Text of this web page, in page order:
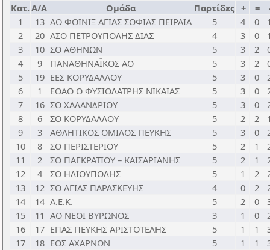
Κατ.Α/Α Ομάδα Παρτίδες + =
1
13 ΑΟ ΦΟΙΝΙΞ ΑΓΙΑΣ ΣΟΦΙΑΣ ΠΕΙΡΑΙΑ 5 4 0
2
20 ΑΣΟ ΠΕΤΡΟΥΠΟΛΗΣ ΔΙΑΣ 4 3 0
3
10 ΣΟ ΑΘΗΝΩΝ 5 3 2
4
9 ΠΑΝΑΘΗΝΑΪΚΟΣ ΑΟ 5 3 2
5
19 ΕΕΣ ΚΟΡΥΔΑΛΛΟΥ 5 3 0
6
1 ΕΟΑΟ Ο ΦΥΣΙΟΛΑΤΡΗΣ ΝΙΚΑΙΑΣ 5 3 0
7
16 ΣΟ ΧΑΛΑΝΔΡΙΟΥ 5 3 0
8
6 ΣΟ ΚΟΡΥΔΑΛΛΟΥ 5 2 2
9
3 ΑΘΛΗΤΙΚΟΣ ΟΜΙΛΟΣ ΠΕΥΚΗΣ 5 3 0
10
8 ΣΟ ΠΕΡΙΣΤΕΡΙΟΥ 5 2 1
11
2 ΣΟ ΠΑΓΚΡΑΤΙΟΥ – ΚΑΙΣΑΡΙΑΝΗΣ 5 2 1
12
4 ΣΟ ΗΛΙΟΥΠΟΛΗΣ 5 1 2
13
12 ΣΟ ΑΓΙΑΣ ΠΑΡΑΣΚΕΥΗΣ 4 0 2
14
14 Α.Ε.Κ. 5 2 0
15
11 ΑΟ ΝΕΟΙ ΒΥΡΩΝΟΣ 3 1 0
16
17 ΕΠΑΣ ΠΕΥΚΗΣ ΑΡΙΣΤΟΤΕΛΗΣ 5 1 1
17
18 ΕΟΣ ΑΧΑΡΝΩΝ 5 1 1